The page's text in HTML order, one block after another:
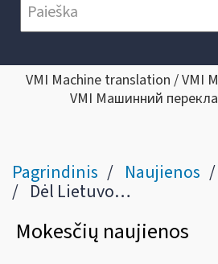
VMI Machine translation / VMI
VMI Машинний
Pagrindinis Naujienos
Dėl Lietuvos Respublikos mokesčio už aplinkos teršimą įstatymo Nr. VIII-1183 4 ir 9 straipsnių pakeitimo įstatymo
Mokesčių naujienos